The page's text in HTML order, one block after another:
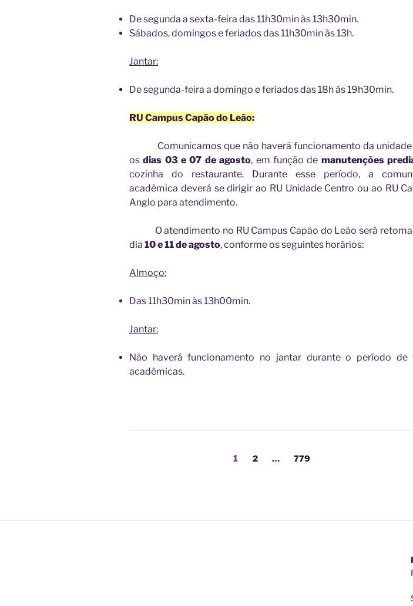
De segunda a sexta-feira das 11h30min às 13h30min.
Sábados, domingos e feriados das 11h30min às 13h.
Jantar:
De segunda-feira a domingo e feriados das 18h às 19h30min.
RU Campus Capão do Leão:
Comunicamos que não haverá funcionamento da unidade
osdias 03 e 07 de agosto, em função de manutenções
cozinha do restaurante. Durante esse período, a
acadêmica deverá se dirigir ao RU Unidade Centro ou ao RU
Anglo para atendimento.
O atendimento no RU Campus Capão do Leão será
dia 10 e 11 de agosto, conforme os seguintes horários:
Almoço:
Das 11h30min às 13h00min.
Jantar:
Não haverá funcionamento no jantar durante o período de
acadêmicas.
Página
1 Página
2 … Página
779